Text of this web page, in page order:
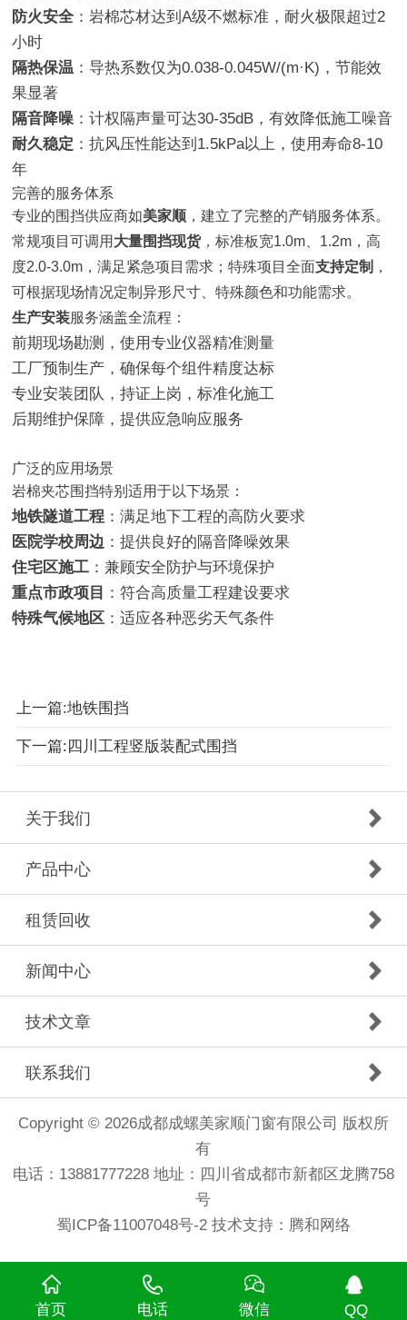
防火安全 ：岩棉芯材达到A级不燃标准，耐火极限超过2
小时
隔热保温 ：导热系数仅为0.038-0.045W/(m·K)，节能效
果显著
隔音降噪 ：计权隔声量可达30-35dB，有效降低施工噪音
耐久稳定 ：抗风压性能达到1.5kPa以上，使用寿命8-10
年
完善的服务体系
专业的围挡供应商如美家顺 ，建立了完整的产销服务体系。
常规项目可调用 大量围挡现货，标准板宽1.0m、1.2m，高
度2.0-3.0m，满足紧急项目需求；特殊项目全面支持定制 ，
可根据现场情况定制异形尺寸、特殊颜色和功能需求。
生产安装服务涵盖全流程：
前期现场勘测，使用专业仪器精准测量
工厂预制生产，确保每个组件精度达标
专业安装团队，持证上岗，标准化施工
后期维护保障，提供应急响应服务
广泛的应用场景
岩棉夹芯围挡特别适用于以下场景：
地铁隧道工程 ：满足地下工程的高防火要求
医院学校周边 ：提供良好的隔音降噪效果
住宅区施工 ：兼顾安全防护与环境保护
重点市政项目 ：符合高质量工程建设要求
特殊气候地区 ：适应各种恶劣天气条件
上一篇:地铁围挡
下一篇:四川工程竖版装配式围挡
关于我们
产品中心
租赁回收
新闻中心
技术文章
联系我们
Copyright © 2026成都成螺美家顺门窗有限公司 版权所
有
电话：13881777228 地址：四川省成都市新都区龙腾758
号
蜀ICP备11007048号-2 技术支持： 腾和网络
首页 电话 微信 QQ